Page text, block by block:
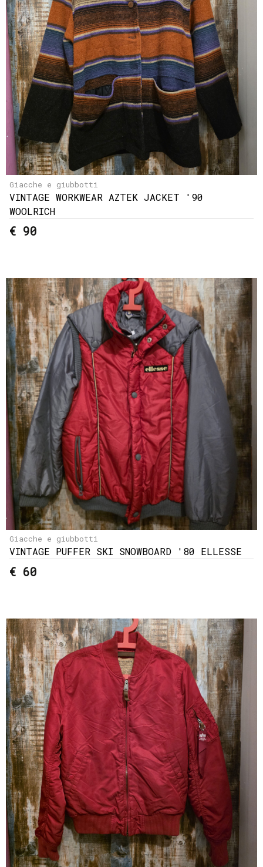
Giacche e giubbotti
VINTAGE WORKWEAR AZTEK JACKET '90
WOOLRICH
€ 90
Giacche e giubbotti
VINTAGE PUFFER SKI SNOWBOARD '80 ELLESSE
€ 60